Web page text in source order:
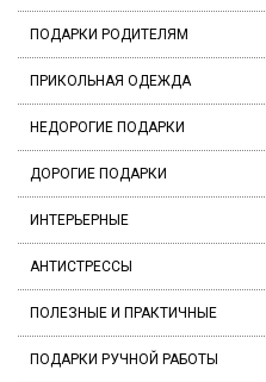
ПОДАРКИ РОДИТЕЛЯМ
ПРИКОЛЬНАЯ ОДЕЖДА
НЕДОРОГИЕ ПОДАРКИ
ДОРОГИЕ ПОДАРКИ
ИНТЕРЬЕРНЫЕ
АНТИСТРЕССЫ
ПОЛЕЗНЫЕ И ПРАКТИЧНЫЕ
ПОДАРКИ РУЧНОЙ РАБОТЫ